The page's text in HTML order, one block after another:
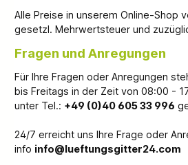
Alle Preise in unserem Online-Shop
gesetzl. Mehrwertsteuer und
Fragen und Anregungen
Für Ihre Fragen oder Anregungen
bis Freitags in der Zeit von 08:00 -
unter Tel.: +49 (0)40 605 33 996
24/7 erreicht uns Ihre Frage oder
info info@lueftungsgitter24.com